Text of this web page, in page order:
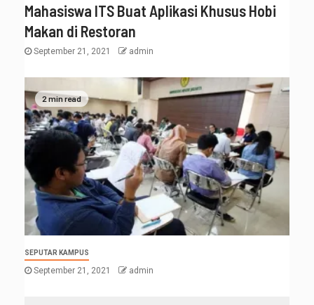
Mahasiswa ITS Buat Aplikasi Khusus Hobi
Makan di Restoran
September 21, 2021 admin
2 min read
SEPUTAR KAMPUS
September 21, 2021 admin